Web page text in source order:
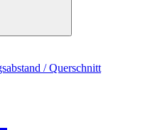
/ Querschnitt